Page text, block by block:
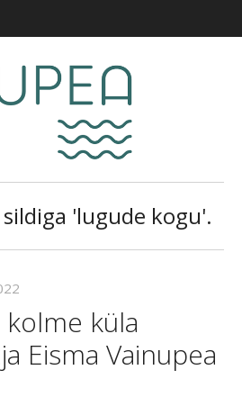
'lugude kogu'.
küla
Eisma Vainupea